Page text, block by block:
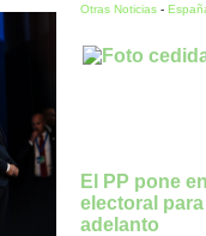
Otras Noticias -
El PP pone
electoral
adelanto